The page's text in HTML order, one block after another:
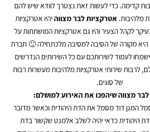
קדימה. כדי לעשות זאת נצטרך לוודא שיש להם
מלהיבות. אטרקציות לבר מצווהיהיו אטרקציות
לקהל הצעיר והיו גם אטרקציות המושתתות על
היא מקורה של הסיבה למסיבה מלכתחילה 🙂 חברת
ישמחו לעמוד לשירותכם עם כל השירותים הנדרשים
לרבות שירותי אטרקציות מלהיבות מעשרות רבות
של סוגים.
סמל המגן דוד מסמל את הדת היהודית וכאשר מדובר
היהודית כדאי יהיה לשלב אלמנט שקשור בדת